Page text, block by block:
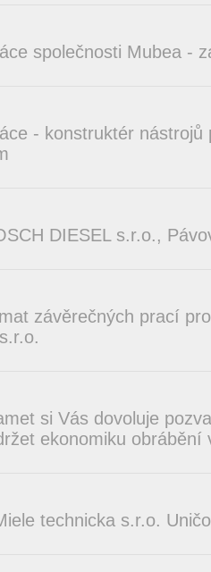
společnosti Mubea -
- konstruktér
DIESEL s.r.o.,
závěrečných prací
si Vás dovoluje
ekonomiku obrábění
technicka s.r.o.